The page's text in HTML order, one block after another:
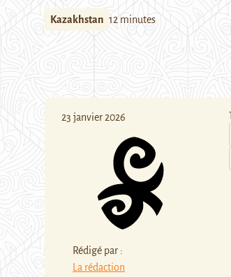
Kazakhstan 12 minutes
23 janvier 2026
Rédigé par :
La rédaction